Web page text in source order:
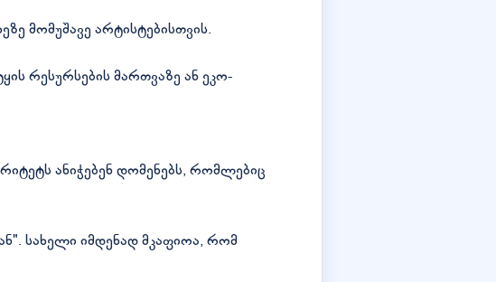
მომუშავე არტისტებისთვის.
რესურსების მართვაზე ან ეკო-
ანიჭებენ დომენებს, რომლებიც
სახელი იმდენად მკაფიოა, რომ